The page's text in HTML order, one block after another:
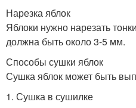
Нарезка яблок
Яблоки нужно нарезать
должна быть около 3-5 мм.
Способы сушки яблок
Сушка яблок может быть
1. Сушка в сушилке